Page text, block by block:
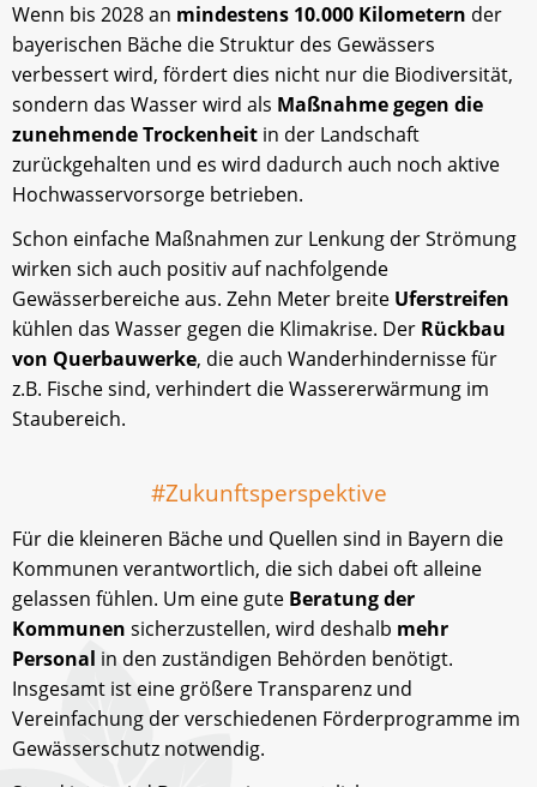
Wenn bis 2028 an mindestens 10.000 Kilometern der
bayerischen Bäche die Struktur des Gewässers
verbessert wird, fördert dies nicht nur die Biodiversität,
sondern das Wasser wird als Maßnahme gegen die
zunehmende Trockenheit in der Landschaft
zurückgehalten und es wird dadurch auch noch aktive
Hochwasservorsorge betrieben.
Schon einfache Maßnahmen zur Lenkung der Strömung
wirken sich auch positiv auf nachfolgende
Gewässerbereiche aus. Zehn Meter breite Uferstreifen
kühlen das Wasser gegen die Klimakrise. Der Rückbau
von Querbauwerke, die auch Wanderhindernisse für
z.B. Fische sind, verhindert die Wassererwärmung im
Staubereich.
#Zukunftsperspektive
Für die kleineren Bäche und Quellen sind in Bayern die
Kommunen verantwortlich, die sich dabei oft alleine
gelassen fühlen. Um eine gute Beratung der
Kommunen sicherzustellen, wird deshalb mehr
Personal in den zuständigen Behörden benötigt.
Insgesamt ist eine größere Transparenz und
Vereinfachung der verschiedenen Förderprogramme im
Gewässerschutz notwendig.